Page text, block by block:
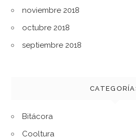
noviembre 2018
octubre 2018
septiembre 2018
Bitácora
Cooltura